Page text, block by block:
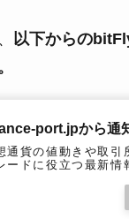
以下からの
引所で仮想通
port.jpから通
通貨の値動きや取引
ードに役立つ最新情